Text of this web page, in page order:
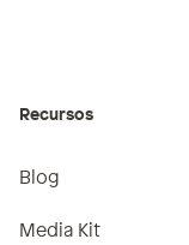
Recursos
Blog
Media Kit